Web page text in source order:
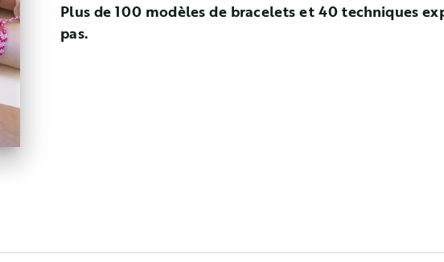
Plus de 100 modèles de bracelets et 40 techniques
pas.